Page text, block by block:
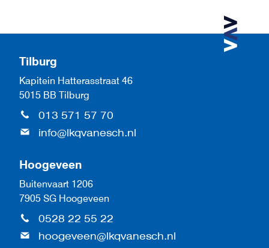
Tilburg
Kapitein Hatterasstraat 46
5015 BB Tilburg
013 571 57 70
info@lkqvanesch.nl
Hoogeveen
Buitenvaart 1206
7905 SG Hoogeveen
0528 22 55 22
hoogeveen@lkqvanesch.nl